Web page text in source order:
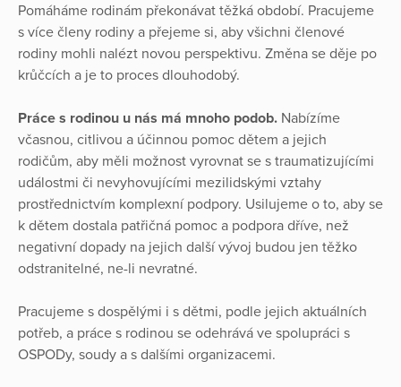
Pomáháme rodinám překonávat těžká období. Pracujeme
s více členy rodiny a přejeme si, aby všichni členové
rodiny mohli nalézt novou perspektivu. Změna se děje po
krůčcích a je to proces dlouhodobý.
Práce s rodinou u nás má mnoho podob. Nabízíme
včasnou, citlivou a účinnou pomoc dětem a jejich
rodičům, aby měli možnost vyrovnat se s traumatizujícími
událostmi či nevyhovujícími mezilidskými vztahy
prostřednictvím komplexní podpory. Usilujeme o to, aby se
k dětem dostala patřičná pomoc a podpora dříve, než
negativní dopady na jejich další vývoj budou jen těžko
odstranitelné, ne-li nevratné.
Pracujeme s dospělými i s dětmi, podle jejich aktuálních
potřeb, a práce s rodinou se odehrává ve spolupráci s
OSPODy, soudy a s dalšími organizacemi.